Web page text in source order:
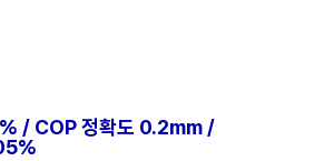
/ COP 정확도 0.2mm /